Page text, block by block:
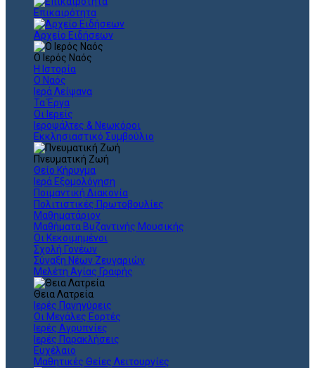
Επικαιρότητα
Αρχείο Ειδήσεων
Ο Ιερός Ναός
Η Ιστορία
Ο Ναός
Ιερά Λείψανα
Τα Έργα
Οι Ιερείς
Ιεροψάλτες & Νεωκόροι
Εκκλησιαστικό Συμβούλιο
Πνευματική Ζωή
Θείο Κήρυγμα
Ιερά Εξομολόγηση
Ποιμαντική Διακονία
Πολιτιστικές Πρωτοβουλίες
Μαθηματάριον
Μαθήματα Βυζαντινής Μουσικής
Οι Κεκοιμημένοι
Σχολή Γονέων
Σύναξη Νέων Ζευγαριών
Μελέτη Αγίας Γραφής
Θεια Λατρεία
Ιερές Πανηγύρεις
Οι Μεγάλες Εορτές
Ιερές Αγρυπνίες
Ιερές Παρακλήσεις
Ευχέλαιο
Μαθητικές Θείες Λειτουργίες